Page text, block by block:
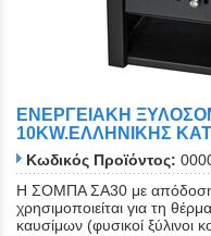
ΕΝΕΡΓΕΙΑΚΗ
10KW.ΕΛΛΗΝΙΚΗΣ
Κωδικός Προϊόντος:
Η ΣΟΜΠΑ ΣΑ30 με απόδοση
χρησιμοποιείται για τη
καυσίμων (φυσικοί ξύλινοι